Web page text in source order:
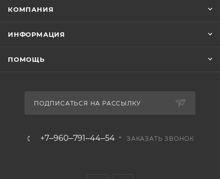
КОМПАНИЯ
ИНФОРМАЦИЯ
ПОМОЩЬ
ПОДПИСАТЬСЯ НА РАССЫЛКУ
+7‒960‒791‒44‒54 ЗАКАЗАТЬ ЗВОНОК